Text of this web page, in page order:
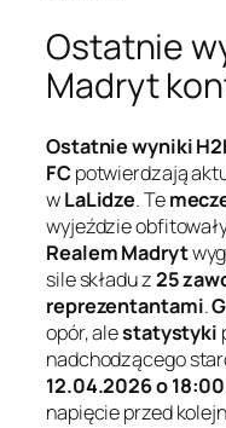
Ostatnie
Madryt
Ostatnie wyniki
FCpotwierdzają
wLaLidze. Te
wyjeździe
Realem Madryt
sile składu z25
reprezentantami.
opór, alestatystyki
nadchodzącego
12.04.2026 o 18:00
napięcie przed